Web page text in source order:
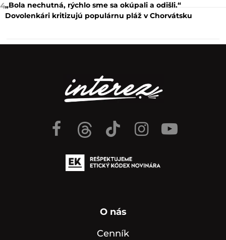
4„Bola nechutná, rýchlo sme sa okúpali a odišli.“
Dovolenkári kritizujú populárnu pláž v Chorvátsku
O nás
Cenník